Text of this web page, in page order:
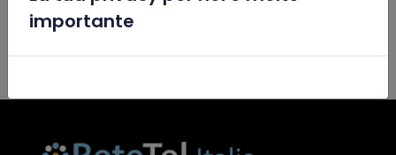
importante